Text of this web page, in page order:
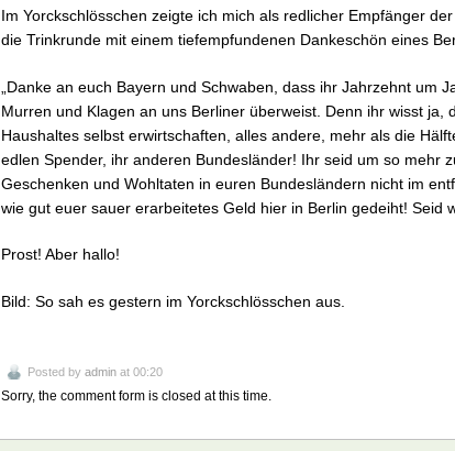
Im Yorckschlösschen zeigte ich mich als redlicher Empfänger
die Trinkrunde mit einem tiefempfundenen Dankeschön eines
„Danke an euch Bayern und Schwaben, dass ihr Jahrzehnt um
Murren und Klagen an uns Berliner überweist. Denn ihr wisst ja,
Haushaltes selbst erwirtschaften, alles andere, mehr als die
edlen Spender, ihr anderen Bundesländer! Ihr seid um so mehr
Geschenken und Wohltaten in euren Bundesländern nicht im
wie gut euer sauer erarbeitetes Geld hier in Berlin gedeiht! Seid
Prost! Aber hallo!
Bild: So sah es gestern im Yorckschlösschen aus.
Posted by admin at 00:20
Sorry, the comment form is closed at this time.